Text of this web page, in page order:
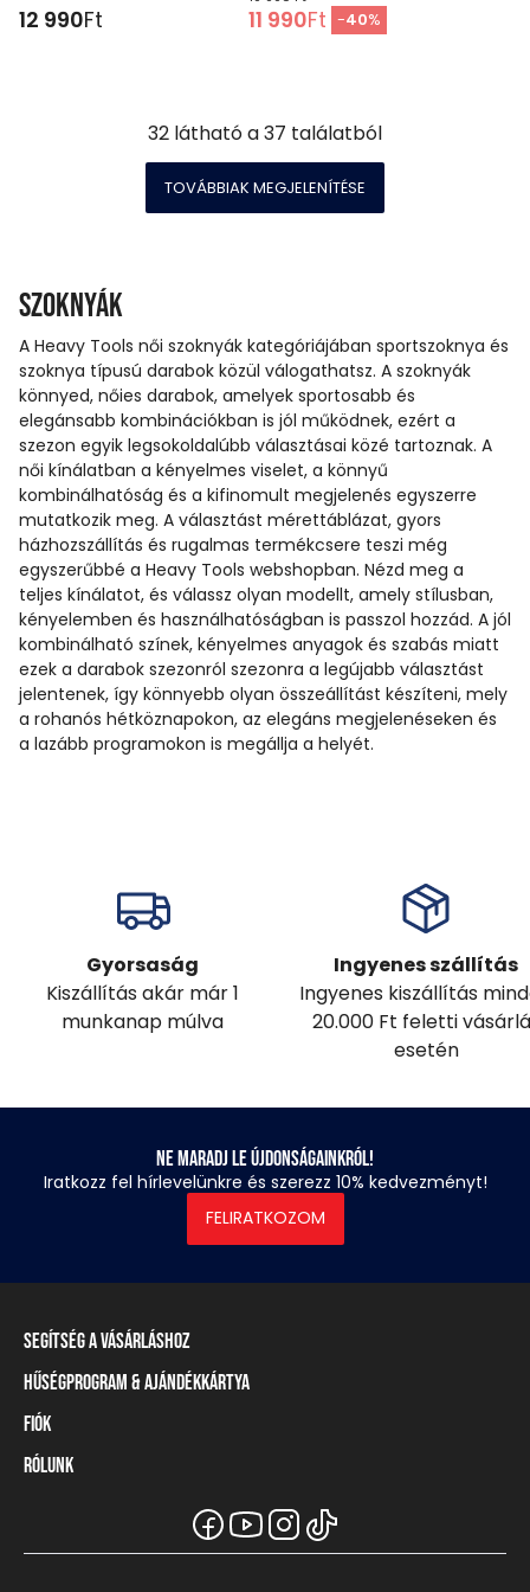
12 990Ft 11 990Ft -40%
32 látható a37 találatból
TOVÁBBIAK MEGJELENÍTÉSE
Szoknyák
A Heavy Tools női szoknyák kategóriájában sportszoknya és
szoknya típusú darabok közül válogathatsz. A szoknyák
könnyed, nőies darabok, amelyek sportosabb és
elegánsabb kombinációkban is jól működnek, ezért a
szezon egyik legsokoldalúbb választásai közé tartoznak. A
női kínálatban a kényelmes viselet, a könnyű
kombinálhatóság és a kifinomult megjelenés egyszerre
mutatkozik meg. A választást mérettáblázat, gyors
házhozszállítás és rugalmas termékcsere teszi még
egyszerűbbé a Heavy Tools webshopban. Nézd meg a
teljes kínálatot, és válassz olyan modellt, amely stílusban,
kényelemben és használhatóságban is passzol hozzád. A jól
kombinálható színek, kényelmes anyagok és szabás miatt
ezek a darabok szezonról szezonra a legújabb választást
jelentenek, így könnyebb olyan összeállítást készíteni, mely
a rohanós hétköznapokon, az elegáns megjelenéseken és
a lazább programokon is megállja a helyét.
Gyorsaság
Kiszállítás akár már 1
munkanap múlva
Ingyenes szállítás
Ingyenes kiszállítás
20.000 Ft feletti
esetén
Ne maradj le újdonságainkról!
Iratkozz fel hírlevelünkre és szerezz 10% kedvezményt!
FELIRATKOZOM
Segítség a vásárláshoz
Szállítási információ
Fizetési módok
Mérettáblázat
Üzleteink és viszonteladók
Gyakori kérdések (GYIK)
Hűségprogram & Ajándékkártya
Törzsvásárlói program
Ajándékkártya
Fiók
Belépés / Regisztráció
Rólunk
A Heavy Tools márka
Viszonteladói információ